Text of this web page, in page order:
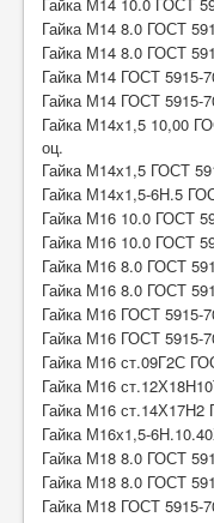
Гайка М14 8.0 ГОСТ
Гайка М14 8.0 ГОСТ
Гайка М14 ГОСТ 5915-
Гайка М14 ГОСТ 5915-
Гайка М14х1,5 10,00
оц.
Гайка М14х1,5 ГОСТ
Гайка М14х1,5-6Н.5
Гайка М16 10.0 ГОСТ
Гайка М16 10.0 ГОСТ
Гайка М16 8.0 ГОСТ
Гайка М16 8.0 ГОСТ
Гайка М16 ГОСТ 5915-
Гайка М16 ГОСТ 5915-
Гайка М16 ст.09Г2С
Гайка М16
Гайка М16 ст.14Х17Н2
Гайка М16х1,5-
Гайка М18 8.0 ГОСТ
Гайка М18 8.0 ГОСТ
Гайка М18 ГОСТ 5915-